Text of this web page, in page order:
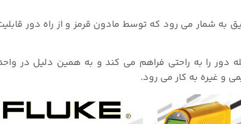
به شمار می رود که توسط مادون قرمز و از راه دور
دور را به راحتی فراهم می کند و به همین دلیل در
و غیره به کار می رود.